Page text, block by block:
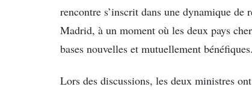
rencontre s’inscrit dans une dynamique de
Madrid, à un moment où les deux pays
bases nouvelles et mutuellement bénéfiques.
Lors des discussions, les deux ministres